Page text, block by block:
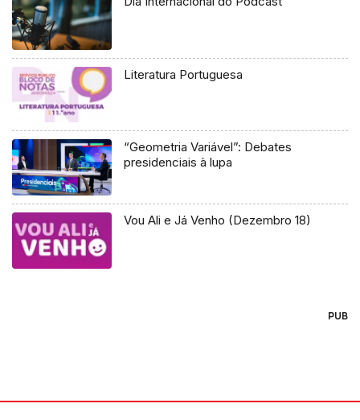
Literatura Portuguesa
“Geometria Variável”: Debates
presidenciais à lupa
Vou Ali e Já Venho (Dezembro 18)
PUB